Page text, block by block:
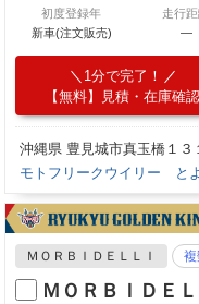
初度登録年
新車(注文販売)
走行
―
1分で完了！
【無料】見積・在庫確認
沖縄県 豊見城市真玉橋１３
モトフリークウイリー と
ＭＯＲＢＩＤＥＬＬＩ
ＭＯＲＢＩＤＥ